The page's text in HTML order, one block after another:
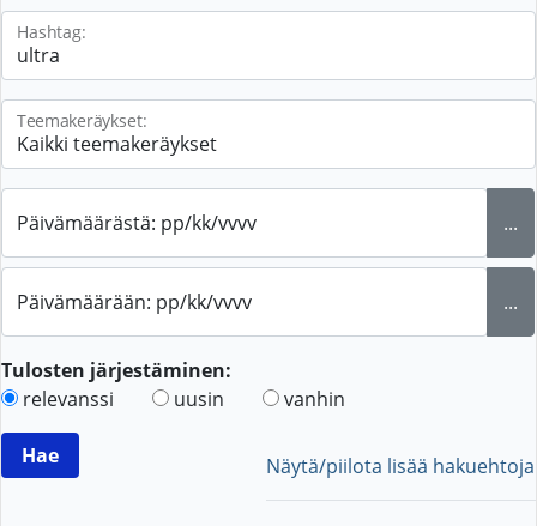
Hashtag:
Teemakeräykset:
Päivämäärästä: pp/kk/vvvv ...
Päivämäärään: pp/kk/vvvv ...
Tulosten järjestäminen:
relevanssi
uusin vanhin
Näytä/piilota lisää hakuehtoja